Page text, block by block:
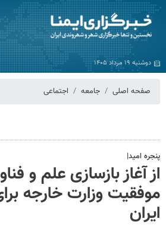
دوشنبه ۱۹ مرداد ۱۴۰۵
صفحه اصلی جامعه اجتماعی
پنجره امید|
از آغاز بازسازی علم و
موفقیت وزارت خارجه
ایران